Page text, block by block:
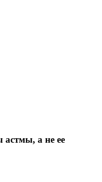
а не ее